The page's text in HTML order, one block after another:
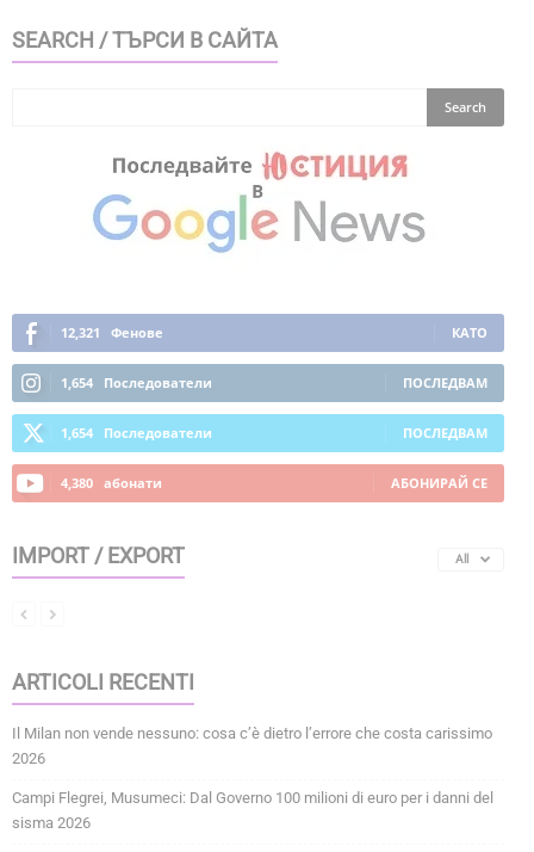
SEARCH / ТЪРСИ В САЙТА
12,321 Фенове КАТО
1,654 Последователи ПОСЛЕДВАМ
1,654 Последователи ПОСЛЕДВАМ
4,380 абонати АБОНИРАЙ СЕ
IMPORT / EXPORT All
ARTICOLI RECENTI
Il Milan non vende nessuno: cosa c’è dietro l’errore che costa carissimo
2026
Campi Flegrei, Musumeci: Dal Governo 100 milioni di euro per i danni del
sisma 2026